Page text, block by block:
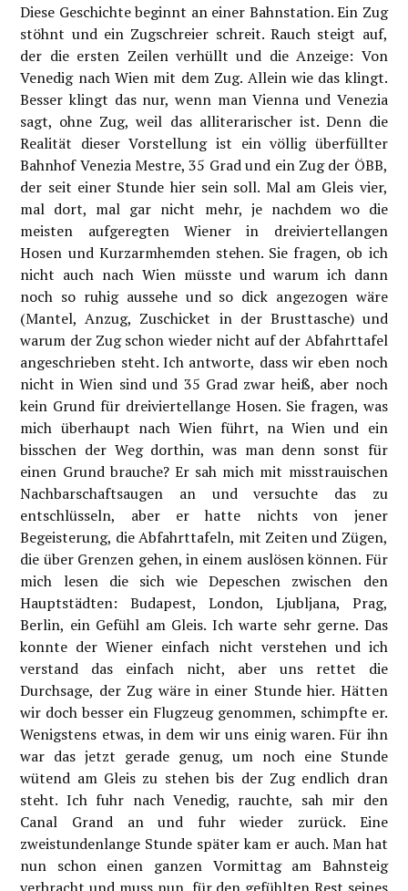
Diese Geschichte beginnt an einer Bahnstation. Ein Zug
stöhnt und ein Zugschreier schreit. Rauch steigt auf,
der die ersten Zeilen verhüllt und die Anzeige: Von
Venedig nach Wien mit dem Zug. Allein wie das klingt.
Besser klingt das nur, wenn man Vienna und Venezia
sagt, ohne Zug, weil das alliterarischer ist. Denn die
Realität dieser Vorstellung ist ein völlig überfüllter
Bahnhof Venezia Mestre, 35 Grad und ein Zug der ÖBB,
der seit einer Stunde hier sein soll. Mal am Gleis vier,
mal dort, mal gar nicht mehr, je nachdem wo die
meisten aufgeregten Wiener in dreiviertellangen
Hosen und Kurzarmhemden stehen. Sie fragen, ob ich
nicht auch nach Wien müsste und warum ich dann
noch so ruhig aussehe und so dick angezogen wäre
(Mantel, Anzug, Zuschicket in der Brusttasche) und
warum der Zug schon wieder nicht auf der Abfahrttafel
angeschrieben steht. Ich antworte, dass wir eben noch
nicht in Wien sind und 35 Grad zwar heiß, aber noch
kein Grund für dreiviertellange Hosen. Sie fragen, was
mich überhaupt nach Wien führt, na Wien und ein
bisschen der Weg dorthin, was man denn sonst für
einen Grund brauche? Er sah mich mit misstrauischen
Nachbarschaftsaugen an und versuchte das zu
entschlüsseln, aber er hatte nichts von jener
Begeisterung, die Abfahrttafeln, mit Zeiten und Zügen,
die über Grenzen gehen, in einem auslösen können. Für
mich lesen die sich wie Depeschen zwischen den
Hauptstädten: Budapest, London, Ljubljana, Prag,
Berlin, ein Gefühl am Gleis. Ich warte sehr gerne. Das
konnte der Wiener einfach nicht verstehen und ich
verstand das einfach nicht, aber uns rettet die
Durchsage, der Zug wäre in einer Stunde hier. Hätten
wir doch besser ein Flugzeug genommen, schimpfte er.
Wenigstens etwas, in dem wir uns einig waren. Für ihn
war das jetzt gerade genug, um noch eine Stunde
wütend am Gleis zu stehen bis der Zug endlich dran
steht. Ich fuhr nach Venedig, rauchte, sah mir den
Canal Grand an und fuhr wieder zurück. Eine
zweistundenlange Stunde später kam er auch. Man hat
nun schon einen ganzen Vormittag am Bahnsteig
verbracht und muss nun, für den gefühlten Rest seines